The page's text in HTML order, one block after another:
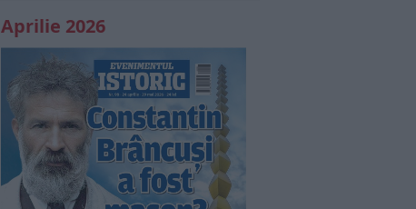
Aprilie 2026